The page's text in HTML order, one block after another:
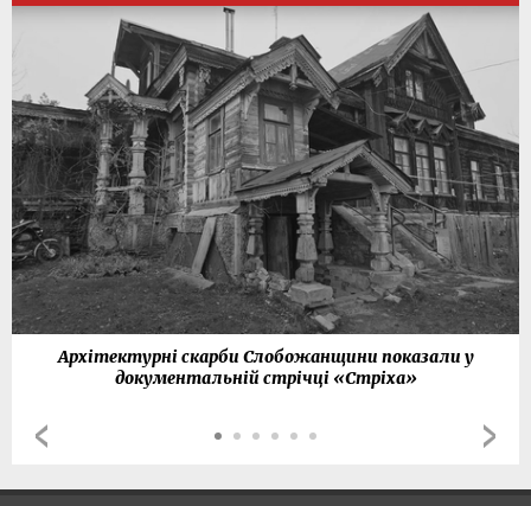
Архітектурні скарби Слобожанщини показали у
документальній стрічці «Стріха»